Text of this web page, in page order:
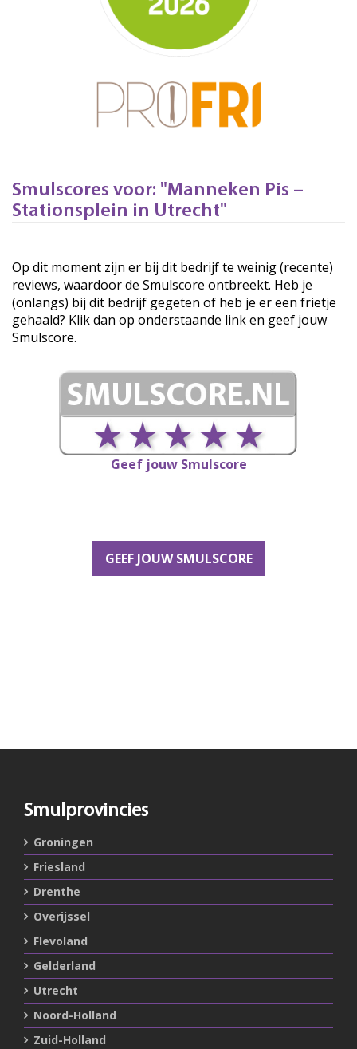
Smulscores voor: "Manneken Pis –
Stationsplein in Utrecht"
Op dit moment zijn er bij dit bedrijf te weinig (recente)
reviews, waardoor de Smulscore ontbreekt. Heb je
(onlangs) bij dit bedrijf gegeten of heb je er een frietje
gehaald? Klik dan op onderstaande link en geef jouw
Smulscore.
Geef jouw Smulscore
GEEF JOUW SMULSCORE
Smulprovincies
Groningen
Friesland
Drenthe
Overijssel
Flevoland
Gelderland
Utrecht
Noord-Holland
Zuid-Holland